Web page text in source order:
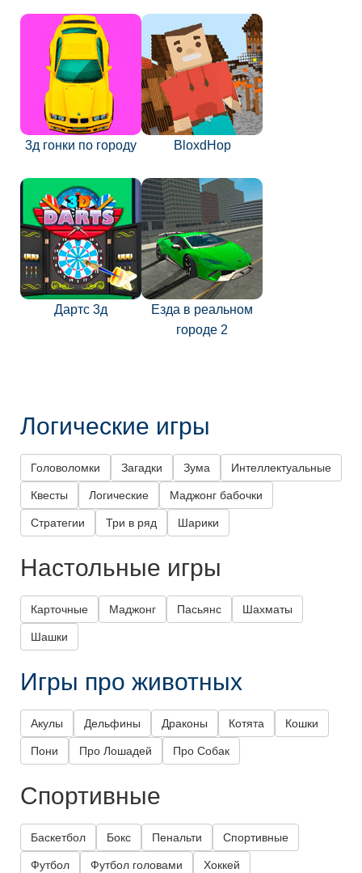
3д гонки по городу BloxdHop
Дартс 3д
Езда в реальном
городе 2
Логические игры
Головоломки Загадки Зума Интеллектуальные
Квесты Логические Маджонг бабочки
Стратегии Три в ряд Шарики
Настольные игры
Карточные Маджонг Пасьянс Шахматы
Шашки
Игры про животных
Акулы Дельфины Драконы Котята Кошки
Пони Про Лошадей Про Собак
Спортивные
Баскетбол Бокс Пенальти Спортивные
Футбол Футбол головами Хоккей